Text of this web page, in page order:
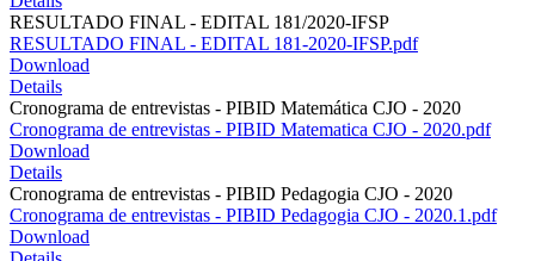
RESULTADO FINAL - EDITAL 181/2020-IFSP
RESULTADO FINAL - EDITAL 181-2020-IFSP.pdf
Download
Details
Cronograma de entrevistas - PIBID Matemática CJO - 2020
Cronograma de entrevistas - PIBID Matematica CJO - 2020.pdf
Download
Details
Cronograma de entrevistas - PIBID Pedagogia CJO - 2020
Cronograma de entrevistas - PIBID Pedagogia CJO - 2020.1.pdf
Download